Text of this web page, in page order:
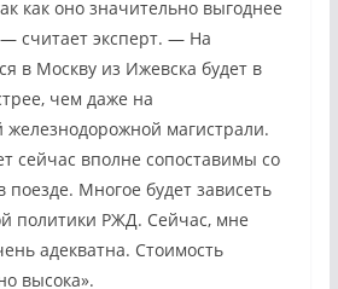
как оно значительно выгоднее
— считает эксперт. — На
в Москву из Ижевска будет в
чем даже на
железнодорожной магистрали.
сейчас вполне сопоставимы со
поезде. Многое будет зависеть
политики РЖД. Сейчас, мне
адекватна. Стоимость
высока».